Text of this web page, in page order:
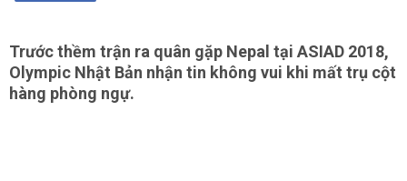
Trước thềm trận ra quân gặp Nepal tại ASIAD 2018,
Olympic Nhật Bản nhận tin không vui khi mất trụ cột
hàng phòng ngự.